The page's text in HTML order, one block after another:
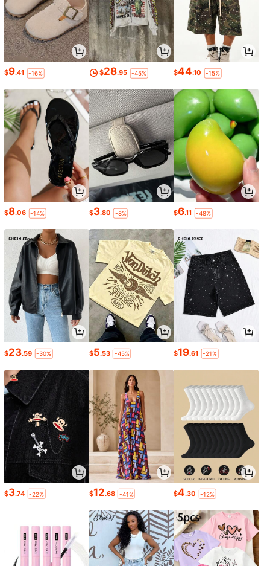
$9.41 -16% $28.95 -45% $44.10 -15%
$8.06 -14% $3.80 -8% $6.11 -48%
$23.59 -30% $5.53 -45% $19.61 -21%
$3.74 -22% $12.68 -41% $4.30 -12%